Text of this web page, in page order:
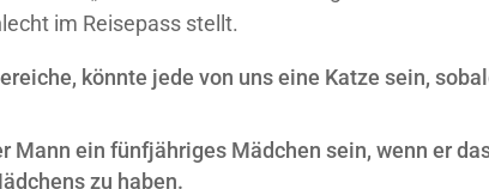
im Reisepass stellt.
könnte jede von uns eine Katze sein,
Mann ein fünfjähriges Mädchen sein, wenn er
zu haben.